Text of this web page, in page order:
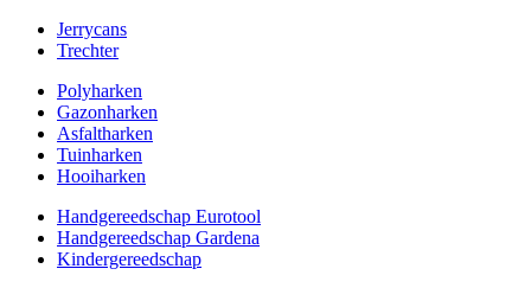
Jerrycans
Trechter
Polyharken
Gazonharken
Asfaltharken
Tuinharken
Hooiharken
Handgereedschap Eurotool
Handgereedschap Gardena
Kindergereedschap